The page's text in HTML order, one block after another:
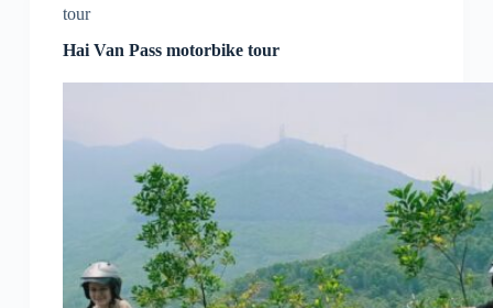
tour
Hai Van Pass motorbike tour